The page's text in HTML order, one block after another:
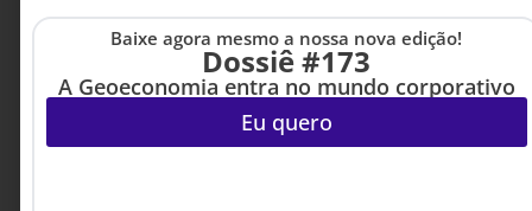
Baixe agora mesmo a nossa nova edição!
Dossiê #173
A Geoeconomia entra no mundo corporativo
Eu quero